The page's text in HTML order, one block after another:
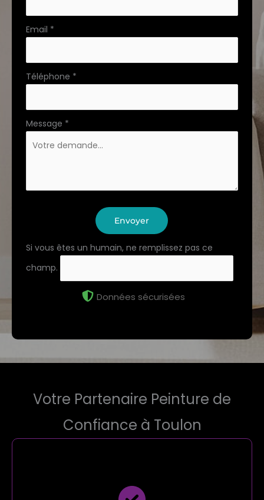
Email *
Téléphone *
Message *
Envoyer
Si vous êtes un humain, ne remplissez pas ce
champ.
Données sécurisées
Votre Partenaire Peinture de
Confiance à Toulon